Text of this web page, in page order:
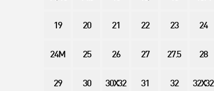
19 20 21 22 23 24
24M 25 26 27 27.5 28
29 30 30X32 31 32 32X32